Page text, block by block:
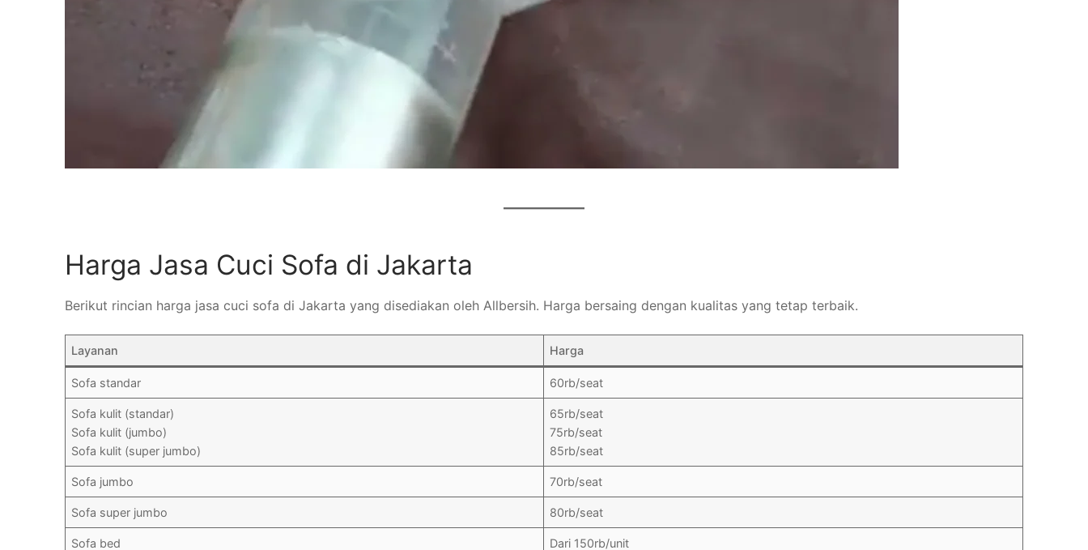
Harga Jasa Cuci Sofa di Jakarta
Berikut rincian harga jasa cuci sofa di Jakarta yang disediakan oleh Allbersih. Harga bersaing dengan kualitas yang tetap terbaik.
Layanan Harga
Sofa standar 60rb/seat
Sofa kulit (standar)
Sofa kulit (jumbo)
Sofa kulit (super jumbo)
65rb/seat
75rb/seat
85rb/seat
Sofa jumbo 70rb/seat
Sofa super jumbo 80rb/seat
Sofa bed Dari 150rb/unit